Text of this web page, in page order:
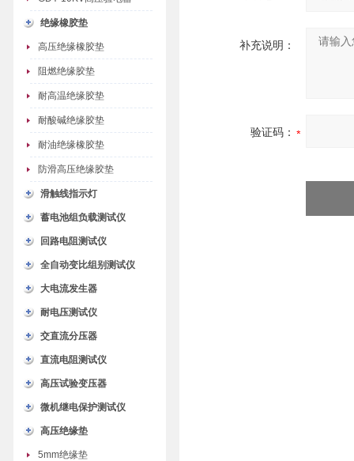
绝缘橡胶垫
高压绝缘橡胶垫
阻燃绝缘胶垫
耐高温绝缘胶垫
耐酸碱绝缘胶垫
耐油绝缘橡胶垫
防滑高压绝缘胶垫
滑触线指示灯
蓄电池组负载测试仪
回路电阻测试仪
全自动变比组别测试仪
大电流发生器
耐电压测试仪
交直流分压器
直流电阻测试仪
高压试验变压器
微机继电保护测试仪
高压绝缘垫
5mm绝缘垫
补充说明：
验证码：